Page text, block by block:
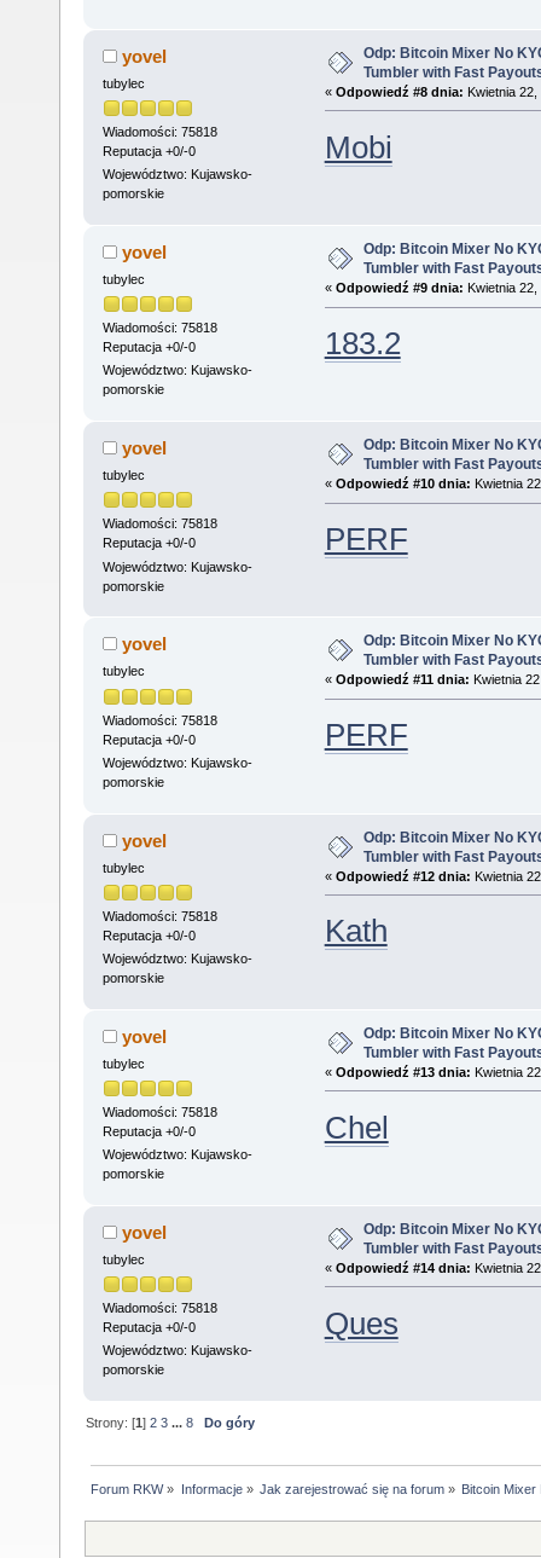
yovel
tubylec
Wiadomości: 75818
Reputacja +0/-0
Województwo: Kujawsko-
pomorskie
Odp: Bitcoin Mixer No
Tumbler with Fast
« Odpowiedź #8 dnia: Kwietnia
Mobi
yovel
tubylec
Wiadomości: 75818
Reputacja +0/-0
Województwo: Kujawsko-
pomorskie
Odp: Bitcoin Mixer No
Tumbler with Fast
« Odpowiedź #9 dnia: Kwietnia
183.2
yovel
tubylec
Wiadomości: 75818
Reputacja +0/-0
Województwo: Kujawsko-
pomorskie
Odp: Bitcoin Mixer No
Tumbler with Fast
« Odpowiedź #10 dnia: Kwietnia
PERF
yovel
tubylec
Wiadomości: 75818
Reputacja +0/-0
Województwo: Kujawsko-
pomorskie
Odp: Bitcoin Mixer No
Tumbler with Fast
« Odpowiedź #11 dnia: Kwietnia
PERF
yovel
tubylec
Wiadomości: 75818
Reputacja +0/-0
Województwo: Kujawsko-
pomorskie
Odp: Bitcoin Mixer No
Tumbler with Fast
« Odpowiedź #12 dnia: Kwietnia
Kath
yovel
tubylec
Wiadomości: 75818
Reputacja +0/-0
Województwo: Kujawsko-
pomorskie
Odp: Bitcoin Mixer No
Tumbler with Fast
« Odpowiedź #13 dnia: Kwietnia
Chel
yovel
tubylec
Wiadomości: 75818
Reputacja +0/-0
Województwo: Kujawsko-
pomorskie
Odp: Bitcoin Mixer No
Tumbler with Fast
« Odpowiedź #14 dnia: Kwietnia
Ques
Strony: [1]2 3 ...8 Do góry
Forum RKW» Informacje» Jak zarejestrować się na forum» Bitcoin